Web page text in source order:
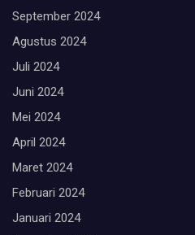
September 2024
Agustus 2024
Juli 2024
Juni 2024
Mei 2024
April 2024
Maret 2024
Februari 2024
Januari 2024